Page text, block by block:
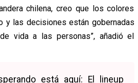
chilena, creo que los colores
y las decisiones están gobernadas
vida a las personas”, añadió el
está aquí: El lineup